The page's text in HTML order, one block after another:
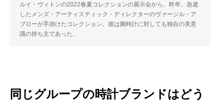
ルイ・ヴィトンの2022春夏コレクションの展示会から。昨年、急逝
したメンズ・アーティスティック・ディレクターのヴァージル・ア
ブローが手掛けたコレクション。彼は腕時計に対しても独自の美意
識の持ち主であった。
同じグループの時計ブランドはどう